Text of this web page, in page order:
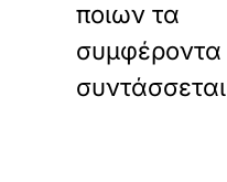
ποιων τα
συμφέροντα
συντάσσεται